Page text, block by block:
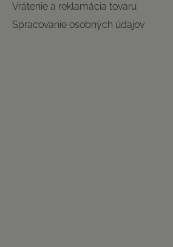
Vrátenie a reklamácia tovaru
Spracovanie osobných údajov